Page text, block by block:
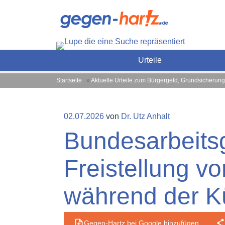
Gegen-Hartz.de –
Urteile, News und Ratgeber rund um das Sozialrecht,
Urteile
Startseite » Aktuelle Urteile zum Bürgergeld,
Veröffentlicht
02.07.2026 von Dr. Utz Anhalt
Freistellung
während der
Gegen-Hartz bei Google hinzufügen